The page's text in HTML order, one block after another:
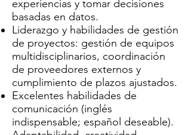
experiencias y tomar decisiones
basadas en datos.
Liderazgo y habilidades de gestión
de proyectos: gestión de equipos
multidisciplinarios, coordinación
de proveedores externos y
cumplimiento de plazos ajustados.
Excelentes habilidades de
comunicación (inglés
indispensable; español deseable).